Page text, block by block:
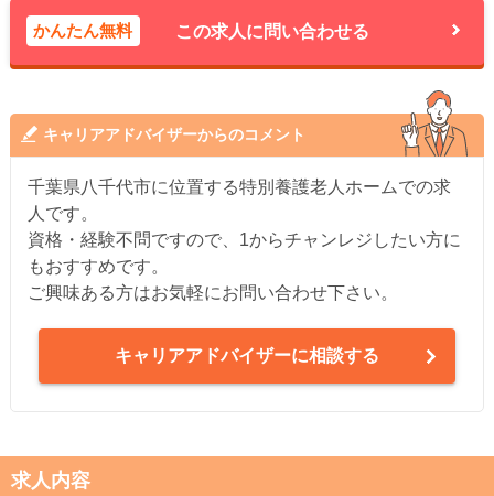
かんたん無料 この求人に問い合わせる
キャリアアドバイザーからのコメント
千葉県八千代市に位置する特別養護老人ホームでの求
人です。
資格・経験不問ですので、1からチャンレジしたい方に
もおすすめです。
ご興味ある方はお気軽にお問い合わせ下さい。
キャリアアドバイザーに相談する
求人内容